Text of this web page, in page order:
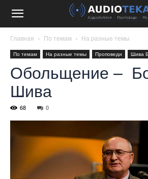
Главная По темам На разные темы
По темам На разные темы Проповеди Шива
Обольщение –
Шива
68 0